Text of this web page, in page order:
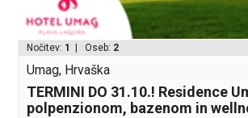
Nočitev: 1 | Oseb: 2
Umag, Hrvaška
TERMINI DO 31.10.! Residence
polpenzionom, bazenom in